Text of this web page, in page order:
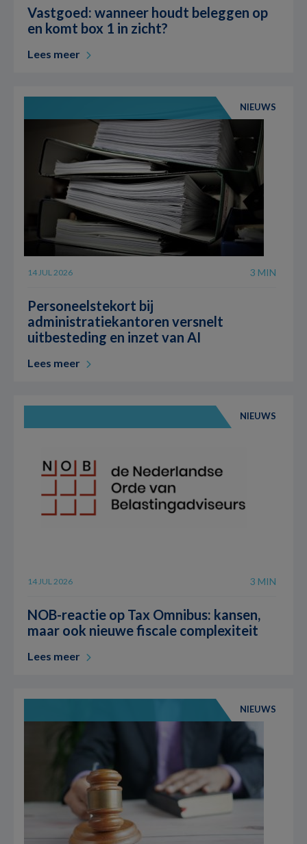
Vastgoed: wanneer houdt beleggen op
en komt box 1 in zicht?
Lees meer
NIEUWS
14 JUL 2026 3 MIN
Personeelstekort bij
administratiekantoren versnelt
uitbesteding en inzet van AI
Lees meer
NIEUWS
14 JUL 2026 3 MIN
NOB-reactie op Tax Omnibus: kansen,
maar ook nieuwe fiscale complexiteit
Lees meer
NIEUWS